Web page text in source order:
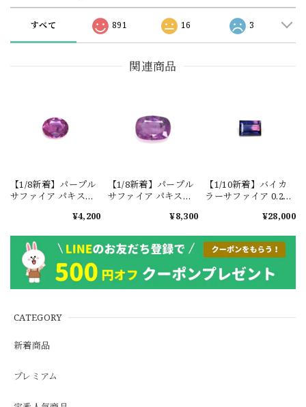
CATEGORY
新着商品
プレミアム
すべて 891 16 3
関連商品
【1/8新着】パープル
サファイア パキスタ
産 0.4ct #ML820¥4,200
【1/8新着】パープル
サファイア パキスタ
産 0.85ct #ML827¥8,300
【1/10新着】バイカ
ラーサファイア 0.29ct
¥28,000